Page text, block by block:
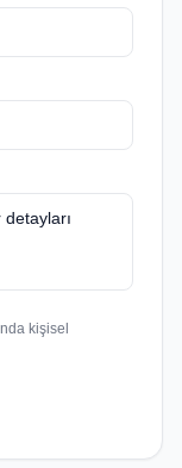
kişisel